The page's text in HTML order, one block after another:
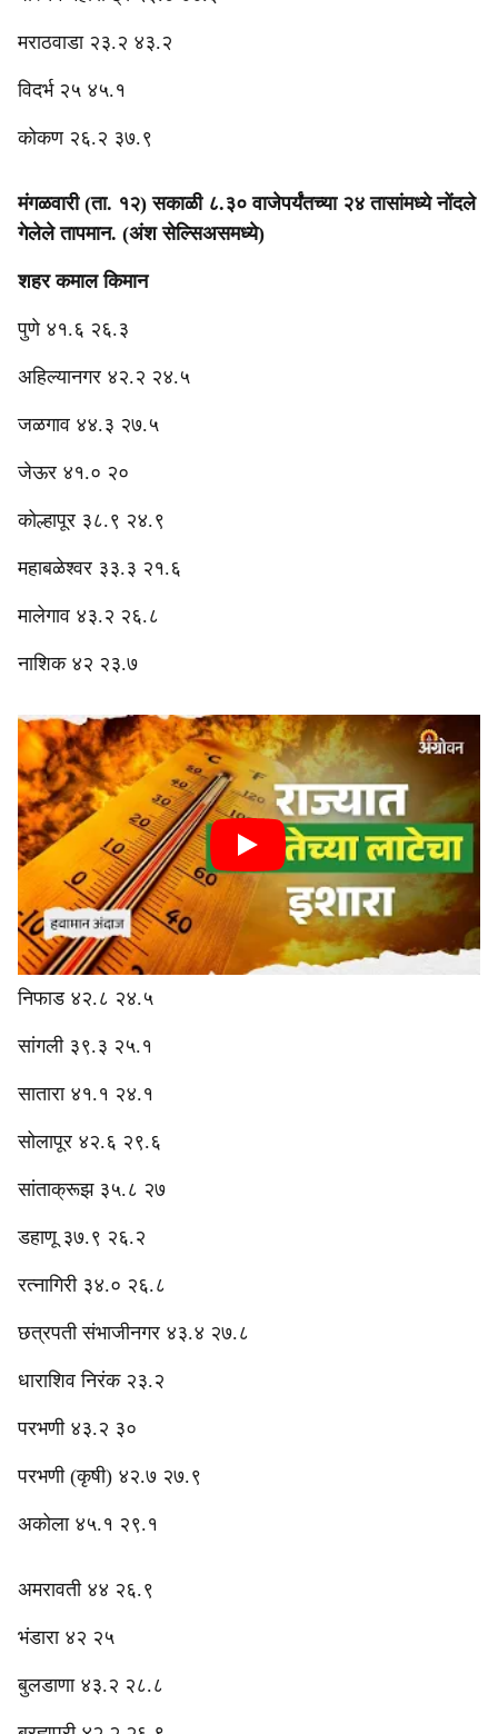
मराठवाडा २३.२ ४३.२
‎विदर्भ २५ ४५.१
‎कोकण २६.२ ३७.९
मंगळवारी (ता. १२) सकाळी ८.३० वाजेपर्यंतच्या २४ तासांमध्ये नोंदले
गेलेले तापमान. (अंश सेल्सिअसमध्ये)
शहर कमाल किमान
‎पुणे ४१.६ २६.३
अहिल्यानगर ४२.२ २४.५
जळगाव ४४.३ २७.५
जेऊर ४१.० २०
‎‎कोल्हापूर ३८.९ २४.९
‎महाबळेश्वर ३३.३ २१.६
मालेगाव ४३.२ २६.८
‎‎नाशिक ४२ २३.७
निफाड ४२.८ २४.५
‎सांगली ३९.३ २५.१
सातारा ४१.१ २४.१
‎सोलापूर ४२.६ २९.६
‎सांताक्रूझ ३५.८ २७
डहाणू ३७.९ २६.२
रत्नागिरी ३४.० २६.८
छत्रपती संभाजीनगर ४३.४ २७.८
‎धाराशिव निरंक २३.२
परभणी ४३.२ ३०
परभणी (कृषी) ४२.७ २७.९
अकोला ४५.१ २९.१
अमरावती ४४ २६.९
भंडारा ४२ २५
बुलडाणा ४३.२ २८.८